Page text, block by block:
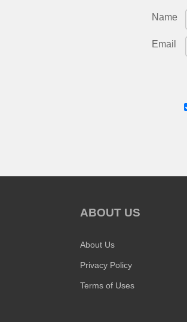
Name
Email
ABOUT US
About Us
Privacy Policy
Terms of Uses